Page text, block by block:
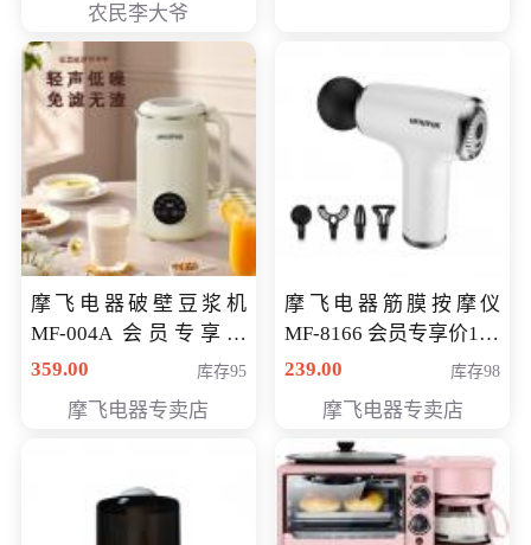
农民李大爷
摩飞电器破壁豆浆机
MF-004A 会员专享价
168元
359.00 库存95
摩飞电器专卖店
摩飞电器筋膜按摩仪
MF-8166 会员专享价168
元
239.00 库存98
摩飞电器专卖店